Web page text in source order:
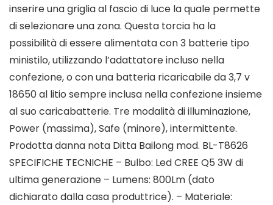
inserire una griglia al fascio di luce la quale permette
di selezionare una zona. Questa torcia ha la
possibilità di essere alimentata con 3 batterie tipo
ministilo, utilizzando l’adattatore incluso nella
confezione, o con una batteria ricaricabile da 3,7 v
18650 al litio sempre inclusa nella confezione insieme
al suo caricabatterie. Tre modalità di illuminazione,
Power (massima), Safe (minore), intermittente.
Prodotta danna nota Ditta Bailong mod. BL-T8626
SPECIFICHE TECNICHE – Bulbo: Led CREE Q5 3W di
ultima generazione – Lumens: 800Lm (dato
dichiarato dalla casa produttrice). – Materiale: